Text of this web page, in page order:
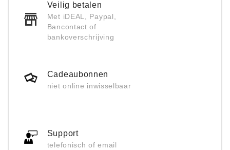
Veilig betalen
Met iDEAL, Paypal,
Bancontact of
bankoverschrijving
Cadeaubonnen
niet online inwisselbaar
Support
telefonisch of email